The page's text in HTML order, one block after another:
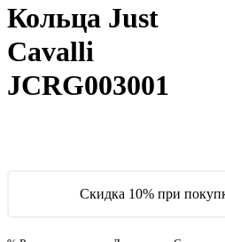
Скидка 10% при
Кольца Just
Cavalli
JCRG003001